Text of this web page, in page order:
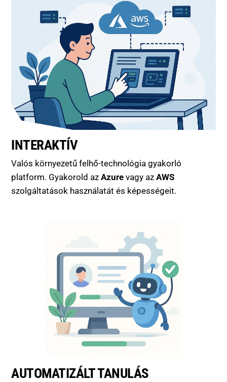
INTERAKTÍV
Valós környezetű felhő-technológia gyakorló
platform. Gyakorold azAzure vagy azAWS
szolgáltatások használatát és képességeit.
AUTOMATIZÁLT TANULÁS